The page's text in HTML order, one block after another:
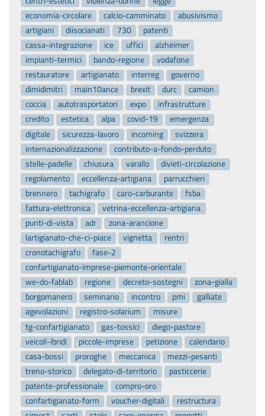
economia-circolare
calcio-camminato
abusivismo
artigiani
diisocianati 730
patenti
cassa-integrazione
ice uffici
alzheimer
impianti-termici
bando-regione
vodafone
restauratore
artigianato interreg
governo
dimidimitri
main10ance brexit durc
camion
coccia
autotrasportatori expo
infrastrutture
credito
estetica alpa covid-19
emergenza
digitale
sicurezza-lavoro incoming
svizzera
internazionalizzazione
contributo-a-fondo-perduto
stelle-padelle
chiusura varallo
divieti-circolazione
regolamento
eccellenza-artigiana
parrucchieri
brennero
tachigrafo caro-carburante
fsba
fattura-elettronica
vetrina-eccellenza-artigiana
punti-di-vista
adr
zona-arancione
lartigianato-che-ci-piace
vignetta
rentri
cronotachigrafo
fase-2
confartigianato-imprese-piemonte-orientale
we-do-fablab
regione decreto-sostegni
zona-gialla
borgomanero
seminario incontro pmi
galliate
agevolazioni
registro-solarium
misure
tg-confartigianato
gas-tossici
diego-pastore
veicoli-ibridi
piccole-imprese petizione
calendario
casa-bossi
proroghe meccanica
mezzi-pesanti
treno-storico
delegato-di-territorio
pasticcerie
patente-professionale
compro-oro
confartigianato-form
voucher-digitali
restructura